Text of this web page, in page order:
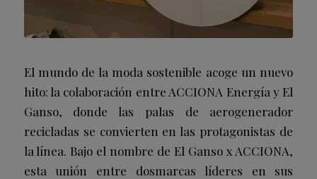
El mundo de la moda sostenible acoge un nuevo
hito: la colaboración entre ACCIONA Energía y El
Ganso, donde las palas de aerogenerador
recicladas se convierten en las protagonistas de
la línea. Bajo el nombre de El Ganso x ACCIONA,
esta unión entre dosmarcas líderes en sus